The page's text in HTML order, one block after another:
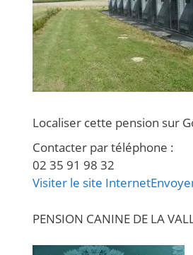
Localiser cette pension sur
Contacter par téléphone :
02 35 91 98 32
Visiter le site Internet
PENSION CANINE DE LA